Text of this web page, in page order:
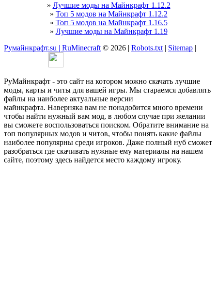
» Лучшие моды на Майнкрафт 1.12.2
» Топ 5 модов на Майнкрафт 1.12.2
» Топ 5 модов на Майнкрафт 1.16.5
» Лучшие моды на Майнкрафт 1.19
Румайнкрафт.su | RuMinecraft © 2026 | Robots.txt | Sitemap |
РуМайнкрафт - это сайт на котором можно скачать лучшие
моды, карты и читы для вашей игры. Мы стараемся добавлять
файлы на наиболее актуальные версии
майнкрафта. Наверняка вам не понадобится много времени
чтобы найти нужный вам мод, в любом случае при желании
вы сможете воспользоваться поиском. Обратите внимание на
топ популярных модов и читов, чтобы понять какие файлы
наиболее популярны среди игроков. Даже полный нуб сможет
разобраться где скачивать нужные ему материалы на нашем
сайте, поэтому здесь найдется место каждому игроку.